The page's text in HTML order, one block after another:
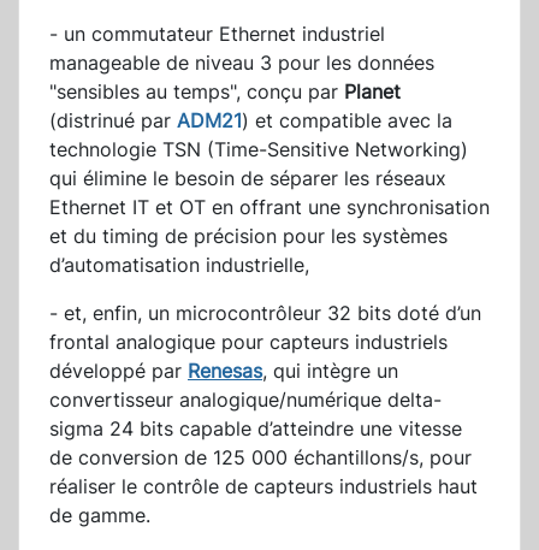
- un commutateur Ethernet industriel
manageable de niveau 3 pour les données
"sensibles au temps", conçu par Planet
(distrinué par ADM21) et compatible avec la
technologie TSN (Time-Sensitive Networking)
qui élimine le besoin de séparer les réseaux
Ethernet IT et OT en offrant une synchronisation
et du timing de précision pour les systèmes
d’automatisation industrielle,
- et, enfin, un microcontrôleur 32 bits doté d’un
frontal analogique pour capteurs industriels
développé par Renesas, qui intègre un
convertisseur analogique/numérique delta-
sigma 24 bits capable d’atteindre une vitesse
de conversion de 125 000 échantillons/s, pour
réaliser le contrôle de capteurs industriels haut
de gamme.